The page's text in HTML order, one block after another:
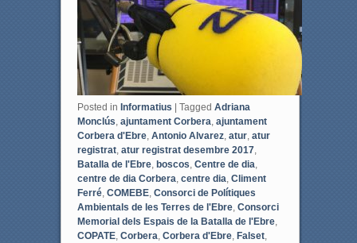
Posted in Informatius Tagged Adriana
Monclús, ajuntament Corbera, ajuntament
Corbera d'Ebre, Antonio Alvarez, atur, atur
registrat, atur registrat desembre 2017,
Batalla de l'Ebre, boscos, Centre de dia,
centre de dia Corbera, centre dia, Climent
Ferré, COMEBE, Consorci de Polítiques
Ambientals de les Terres de l'Ebre, Consorci
Memorial dels Espais de la Batalla de l'Ebre,
COPATE, Corbera, Corbera d'Ebre, Falset,